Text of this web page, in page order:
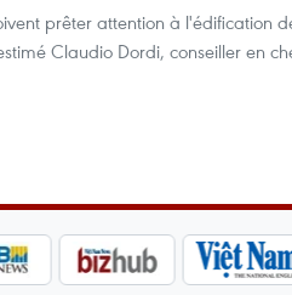
prêter attention à l'édification
Claudio Dordi, conseiller en